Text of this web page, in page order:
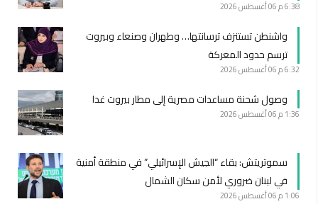
6:38 م 06 أغسطس 2026
واشنطن تستنزف ترسانتها… وطهران وصنعاء وبيروت
ترسم حدود المعركة
6:32 م 06 أغسطس 2026
وصول شحنة مساعدات مصرية إلى مطار بيروت غدا
1:36 م 06 أغسطس 2026
سموتريتش: بقاء “الجيش الإسرائيلي” في منطقة أمنية
في لبنان ضروري لأمن سكان الشمال
1:06 م 06 أغسطس 2026